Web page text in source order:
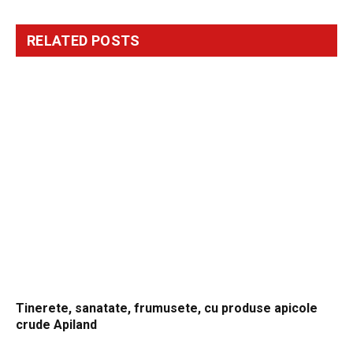
RELATED POSTS
Tinerete, sanatate, frumusete, cu produse apicole
crude Apiland